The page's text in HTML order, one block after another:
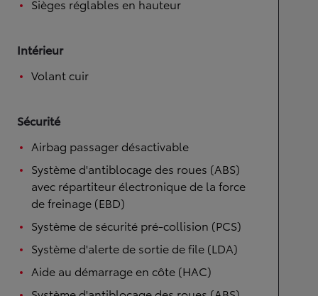
Sièges réglables en hauteur
Intérieur
Volant cuir
Sécurité
Airbag passager désactivable
Système d'antiblocage des roues (ABS)
avec répartiteur électronique de la force
de freinage (EBD)
Système de sécurité pré-collision (PCS)
Système d'alerte de sortie de file (LDA)
Aide au démarrage en côte (HAC)